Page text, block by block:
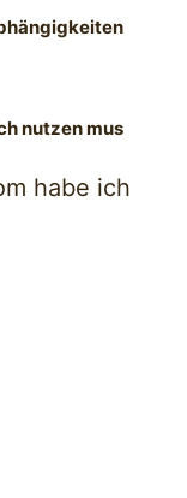
nutzen mus
habe ich